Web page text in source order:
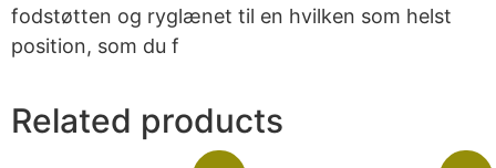
fodstøtten og ryglænet til en hvilken som helst
position, som du f
Related products